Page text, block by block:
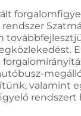
valamint
rendszert